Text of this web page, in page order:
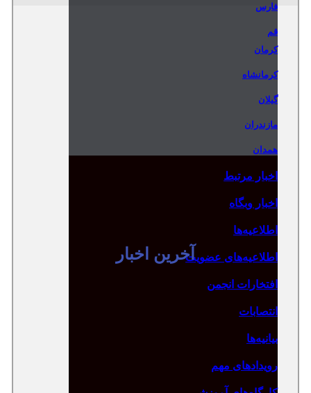
فارس
قم
کرمان
کرمانشاه
گیلان
مازندران
همدان
اخبار مرتبط
اخبار وبگاه
اطلاعیه‌ها
اطلاعیه‌های عضویت
افتخارات انجمن
انتصابات
بیانیه‌ها
رویدادهای مهم
آخرین اخبار